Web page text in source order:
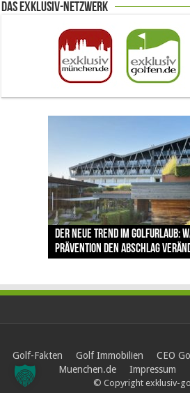
Das Exklusiv-Netzwerk
Der neue Trend im Golfurlaub:
Prävention den Abschlag
Luštica Bay baut Montenegros
Community weiter aus
Vom 85. Platz zur Claret Jug:
schreibt bei The Open
Claret Jug: Warum Scottie
berühmteste Golftrophäe
The Open 2026 in Royal
traditionsreiche Linksplatz zu
Herausforderungen im
Golf-Fakten Golf Immobilien CEO
Muenchen.de
Impressum
© Copyright exklusiv-